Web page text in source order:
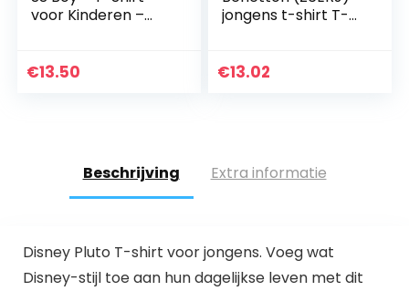
voor Kinderen –
€13.50
jongens t-shirt T-
€13.02
Beschrijving Extra informatie
Disney Pluto T-shirt voor jongens. Voeg wat
Disney-stijl toe aan hun dagelijkse leven met dit